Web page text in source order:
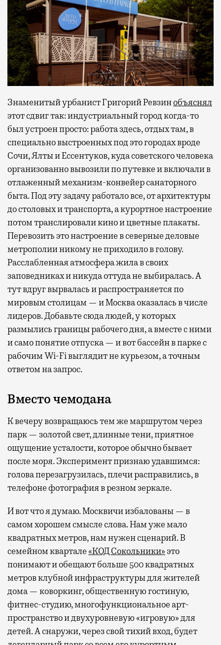
Знаменитый урбанист Григорий Ревзинобъяснял
этот сдвиг так: индустриальный город когда-то
был устроен просто: работа здесь, отдых там, в
специально выстроенных под это городах вроде
Сочи, Ялты и Ессентуков, куда советского человека
организованно вывозили по путевке и включали в
отлаженный механизм-конвейер санаторного
быта. Под эту задачу работало все, от архитектуры
до столовых и транспорта, а курортное настроение
потом транслировали кино и цветные плакаты.
Перевозить это настроение в северные деловые
метрополии никому не приходило в голову.
Расслабленная атмосфера жила в своих
заповедниках и никуда оттуда не выбиралась. А
тут вдруг вырвалась и распространяется по
мировым столицам — и Москва оказалась в числе
лидеров. Добавьте сюда людей, у которых
размылись границы рабочего дня, а вместе с ними
и само понятие отпуска — и вот бассейн в парке с
рабочим Wi-Fi выглядит не курьезом, а точным
ответом на запрос.
Вместо чемодана
К вечеру возвращаюсь тем же маршрутом через
парк — золотой свет, длинные тени, приятное
ощущение усталости, которое обычно бывает
после моря. Эксперимент признаю удавшимся:
голова перезагрузилась, плечи расправились, в
телефоне фотография в резном зеркале.
И вот что я думаю. Москвичи избалованы — в
самом хорошем смысле слова. Нам уже мало
квадратных метров, нам нужен сценарий. В
семейном квартале«КОД Сокольники»это
понимают и обещают больше 500 квадратных
метров клубной инфраструктуры для жителей
дома — коворкинг, общественную гостиную,
фитнес-студию, многофункциональное арт-
пространство и двухуровневую «игровую» для
детей. А снаружи, через свой тихий вход, будет